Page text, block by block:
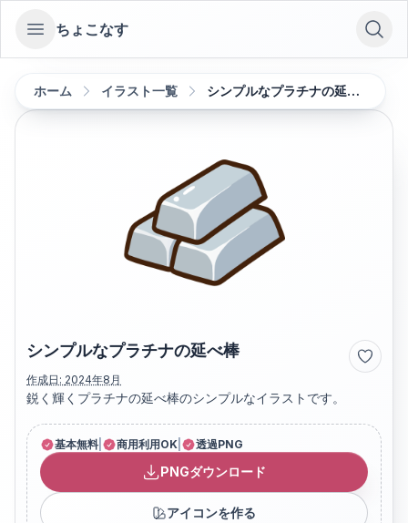
Open sidebar
ちょこなす
ホーム イラスト一覧 シンプルなプラチナの延べ棒
シンプルなプラチナの延べ棒
作成日: 2024年8月
鋭く輝くプラチナの延べ棒のシンプルなイラストです。
基本無料 商用利用OK 透過PNG
PNGダウンロード
アイコンを作る